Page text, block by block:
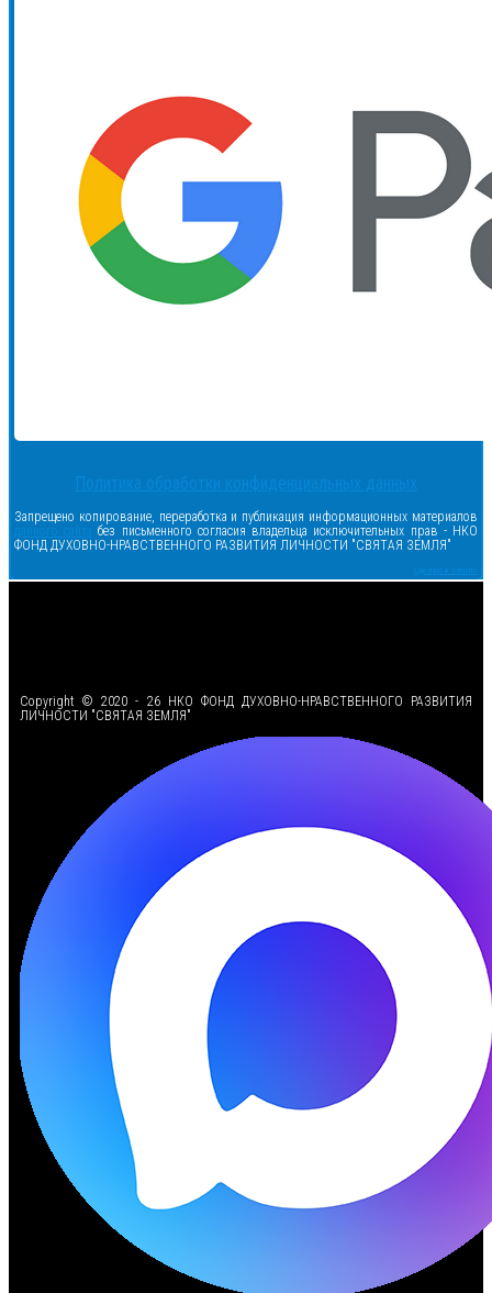
Политика обработки конфиденциальных данных
Запрещено копирование, переработка и публикация информационных материалов
данного сайта без письменного согласия владельца исключительных прав - НКО
ФОНД ДУХОВНО-НРАВСТВЕННОГО РАЗВИТИЯ ЛИЧНОСТИ "СВЯТАЯ ЗЕМЛЯ"
Сделано в samsite
Copyright © 2020 - 26 НКО ФОНД ДУХОВНО-НРАВСТВЕННОГО РАЗВИТИЯ
ЛИЧНОСТИ "СВЯТАЯ ЗЕМЛЯ"